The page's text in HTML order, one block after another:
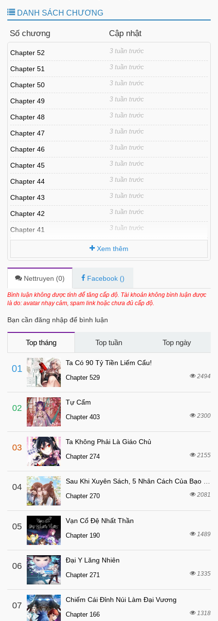
DANH SÁCH CHƯƠNG
Số chương Cập nhật
Chapter 52 3 tuần trước
Chapter 51 3 tuần trước
Chapter 50 3 tuần trước
Chapter 49 3 tuần trước
Chapter 48 3 tuần trước
Chapter 47 3 tuần trước
Chapter 46 3 tuần trước
Chapter 45 3 tuần trước
Chapter 44 3 tuần trước
Chapter 43 3 tuần trước
Chapter 42 3 tuần trước
Chapter 41 3 tuần trước
Chapter 39 6 tháng trước
Chapter 38 6 tháng trước
Chapter 37 7 tháng trước
7 tháng trước
Chapter 34 7 tháng trước
Chapter 33
Chapter 32
Chapter 31
Chapter 30
Chapter 29
Chapter 28
Chapter 27
Chapter 26 8 tháng trước
Chapter 25 8 tháng trước
Chapter 24
Chapter 23 8 tháng trước
Chapter 22
Chapter 21 8 tháng trước
Chapter 20
Chapter 19
Chapter 18 8 tháng trước
Chapter 17
Xem thêm
Nettruyen (0) Facebook ()
Bình luận không được tính để tăng cấp độ. Tài khoản không bình luận được
là do: avatar nhạy cảm, spam link hoặc chưa đủ cấp độ.
Bạn cần đăng nhập để bình luận
Top tháng Top tuần Top ngày
01
Ta Có 90 Tỷ Tiền Liếm Cẩu!
Chapter 529 2494
02
Tự Cẩm
Chapter 403 2300
03
Ta Không Phải Là Giáo Chủ
Chapter 274 2155
04
Chapter 270 2081
05
Vạn Cổ Đệ Nhất Thần
Chapter 190 1489
06
Đại Y Lăng Nhiên
Chapter 271 1335
07
Chiếm Cái Đỉnh Núi Làm Đại Vương
Chapter 166 1318